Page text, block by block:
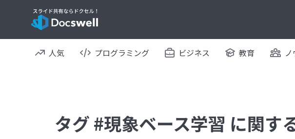
人気 プログラミング ビジネス 教育
タグ #現象ベース学習 に関す